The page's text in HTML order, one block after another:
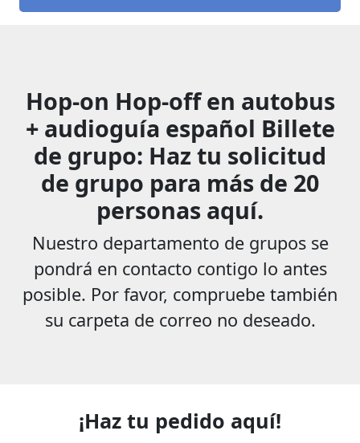
Hop-on Hop-off en autobus
+ audioguía español Billete
de grupo: Haz tu solicitud
de grupo para más de 20
personas aquí.
Nuestro departamento de grupos se
pondrá en contacto contigo lo antes
posible. Por favor, compruebe también
su carpeta de correo no deseado.
¡Haz tu pedido aquí!